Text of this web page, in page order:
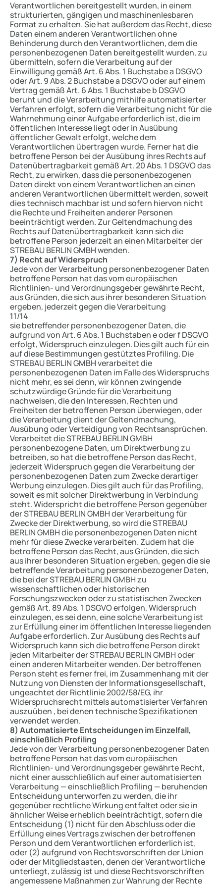
Verantwortlichen bereitgestellt wurden, in einem
strukturierten, gängigen und maschinenlesbaren
Format zu erhalten. Sie hat außerdem das Recht, diese
Daten einem anderen Verantwortlichen ohne
Behinderung durch den Verantwortlichen, dem die
personenbezogenen Daten bereitgestellt wurden, zu
übermitteln, sofern die Verarbeitung auf der
Einwilligung gemäß Art. 6 Abs. 1 Buchstabe a DSGVO
oder Art. 9 Abs. 2 Buchstabe a DSGVO oder auf einem
Vertrag gemäß Art. 6 Abs. 1 Buchstabe b DSGVO
beruht und die Verarbeitung mithilfe automatisierter
Verfahren erfolgt, sofern die Verarbeitung nicht für die
Wahrnehmung einer Aufgabe erforderlich ist, die im
öffentlichen Interesse liegt oder in Ausübung
öffentlicher Gewalt erfolgt, welche dem
Verantwortlichen übertragen wurde. Ferner hat die
betroffene Person bei der Ausübung ihres Rechts auf
Datenübertragbarkeit gemäß Art. 20 Abs. 1 DSGVO das
Recht, zu erwirken, dass die personenbezogenen
Daten direkt von einem Verantwortlichen an einen
anderen Verantwortlichen übermittelt werden, soweit
dies technisch machbar ist und sofern hiervon nicht
die Rechte und Freiheiten anderer Personen
beeinträchtigt werden. Zur Geltendmachung des
Rechts auf Datenübertragbarkeit kann sich die
betroffene Person jederzeit an einen Mitarbeiter der
STREBAU BERLIN GMBH wenden.
7) Recht auf Widerspruch
Jede von der Verarbeitung personenbezogener Daten
betroffene Person hat das vom europäischen
Richtlinien- und Verordnungsgeber gewährte Recht,
aus Gründen, die sich aus ihrer besonderen Situation
ergeben, jederzeit gegen die Verarbeitung
11/14
sie betreffender personenbezogener Daten, die
aufgrund von Art. 6 Abs. 1 Buchstaben e oder f DSGVO
erfolgt, Widerspruch einzulegen. Dies gilt auch für ein
auf diese Bestimmungen gestütztes Profiling. Die
STREBAU BERLIN GMBH verarbeitet die
personenbezogenen Daten im Falle des Widerspruchs
nicht mehr, es sei denn, wir können zwingende
schutzwürdige Gründe für die Verarbeitung
nachweisen, die den Interessen, Rechten und
Freiheiten der betroffenen Person überwiegen, oder
die Verarbeitung dient der Geltendmachung,
Ausübung oder Verteidigung von Rechtsansprüchen.
Verarbeitet die STREBAU BERLIN GMBH
personenbezogene Daten, um Direktwerbung zu
betreiben, so hat die betroffene Person das Recht,
jederzeit Widerspruch gegen die Verarbeitung der
personenbezogenen Daten zum Zwecke derartiger
Werbung einzulegen. Dies gilt auch für das Profiling,
soweit es mit solcher Direktwerbung in Verbindung
steht. Widerspricht die betroffene Person gegenüber
der STREBAU BERLIN GMBH der Verarbeitung für
Zwecke der Direktwerbung, so wird die STREBAU
BERLIN GMBH die personenbezogenen Daten nicht
mehr für diese Zwecke verarbeiten. Zudem hat die
betroffene Person das Recht, aus Gründen, die sich
aus ihrer besonderen Situation ergeben, gegen die sie
betreffende Verarbeitung personenbezogener Daten,
die bei der STREBAU BERLIN GMBH zu
wissenschaftlichen oder historischen
Forschungszwecken oder zu statistischen Zwecken
gemäß Art. 89 Abs. 1 DSGVO erfolgen, Widerspruch
einzulegen, es sei denn, eine solche Verarbeitung ist
zur Erfüllung einer im öffentlichen Interesse liegenden
Aufgabe erforderlich. Zur Ausübung des Rechts auf
Widerspruch kann sich die betroffene Person direkt
jeden Mitarbeiter der STREBAU BERLIN GMBH oder
einen anderen Mitarbeiter wenden. Der betroffenen
Person steht es ferner frei, im Zusammenhang mit der
Nutzung von Diensten der Informationsgesellschaft,
ungeachtet der Richtlinie 2002/58/EG, ihr
Widerspruchsrecht mittels automatisierter Verfahren
auszuüben , bei denen technische Spezifikationen
verwendet werden.
8) Automatisierte Entscheidungen im Einzelfall,
einschließlich Profiling
Jede von der Verarbeitung personenbezogener Daten
betroffene Person hat das vom europäischen
Richtlinien- und Verordnungsgeber gewährte Recht,
nicht einer ausschließlich auf einer automatisierten
Verarbeitung — einschließlich Profiling — beruhenden
Entscheidung unterworfen zu werden, die ihr
gegenüber rechtliche Wirkung entfaltet oder sie in
ähnlicher Weise erheblich beeinträchtigt, sofern die
Entscheidung (1) nicht für den Abschluss oder die
Erfüllung eines Vertrags zwischen der betroffenen
Person und dem Verantwortlichen erforderlich ist,
oder (2) aufgrund von Rechtsvorschriften der Union
oder der Mitgliedstaaten, denen der Verantwortliche
unterliegt, zulässig ist und diese Rechtsvorschriften
angemessene Maßnahmen zur Wahrung der Rechte